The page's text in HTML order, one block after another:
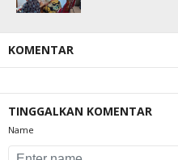
KOMENTAR
TINGGALKAN KOMENTAR
Name